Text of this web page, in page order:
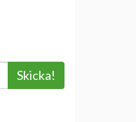
Skicka!